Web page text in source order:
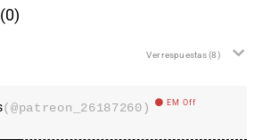
Ver respuestas(8)
(@patreon_26187260) EM Off